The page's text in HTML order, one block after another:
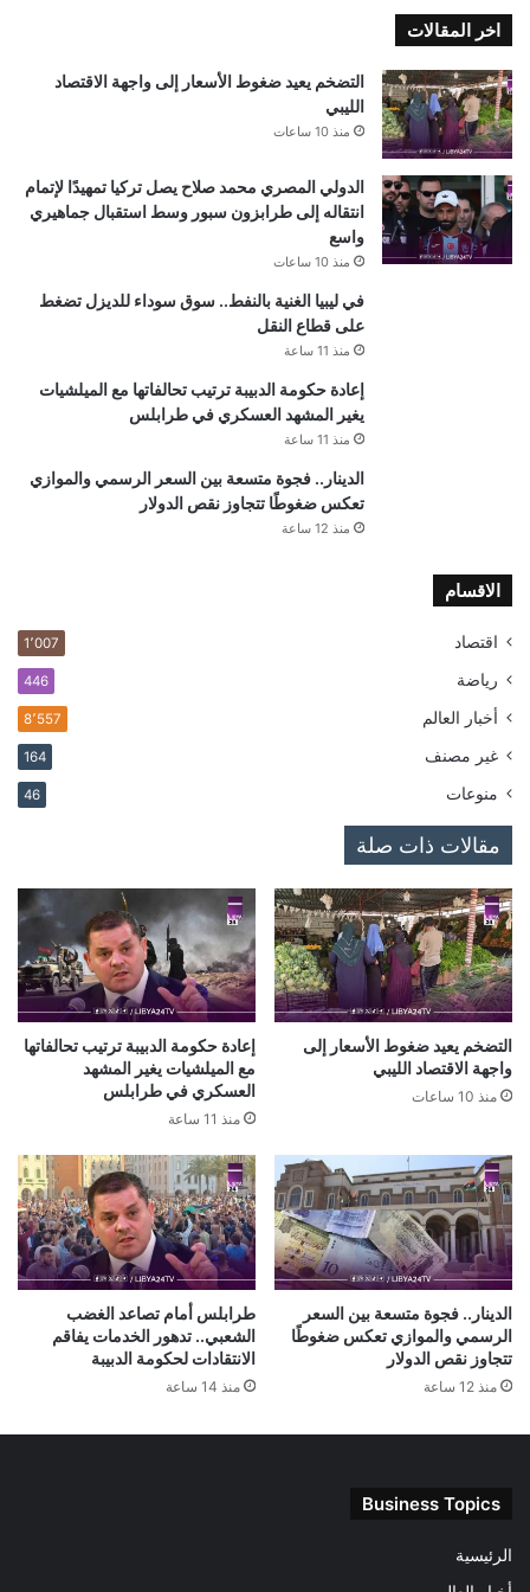
اخر المقالات
التضخم يعيد ضغوط الأسعار إلى واجهة الاقتصاد
الليبي
منذ 10 ساعات
الدولي المصري محمد صلاح يصل تركيا تمهيدًا لإتمام
انتقاله إلى طرابزون سبور وسط استقبال جماهيري
واسع
منذ 10 ساعات
في ليبيا الغنية بالنفط.. سوق سوداء للديزل تضغط
على قطاع النقل
منذ 11 ساعة
إعادة حكومة الدبيبة ترتيب تحالفاتها مع الميلشيات
يغير المشهد العسكري في طرابلس
منذ 11 ساعة
الدينار.. فجوة متسعة بين السعر الرسمي والموازي
تعكس ضغوطًا تتجاوز نقص الدولار
منذ 12 ساعة
الاقسام
اقتصاد 1٬007
رياضة 446
أخبار العالم 8٬557
غير مصنف 164
منوعات 46
مقالات ذات صلة
التضخم يعيد ضغوط الأسعار إلى
واجهة الاقتصاد الليبي
منذ 10 ساعات
إعادة حكومة الدبيبة ترتيب تحالفاتها
مع الميلشيات يغير المشهد
العسكري في طرابلس
منذ 11 ساعة
الدينار.. فجوة متسعة بين السعر
الرسمي والموازي تعكس ضغوطًا
تتجاوز نقص الدولار
منذ 12 ساعة
طرابلس أمام تصاعد الغضب
الشعبي.. تدهور الخدمات يفاقم
الانتقادات لحكومة الدبيبة
منذ 14 ساعة
Business Topics
الرئيسية